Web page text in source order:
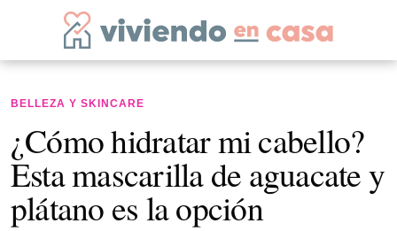
BELLEZA Y SKINCARE
¿Cómo hidratar mi cabello?
Esta mascarilla de aguacate y
plátano es la opción